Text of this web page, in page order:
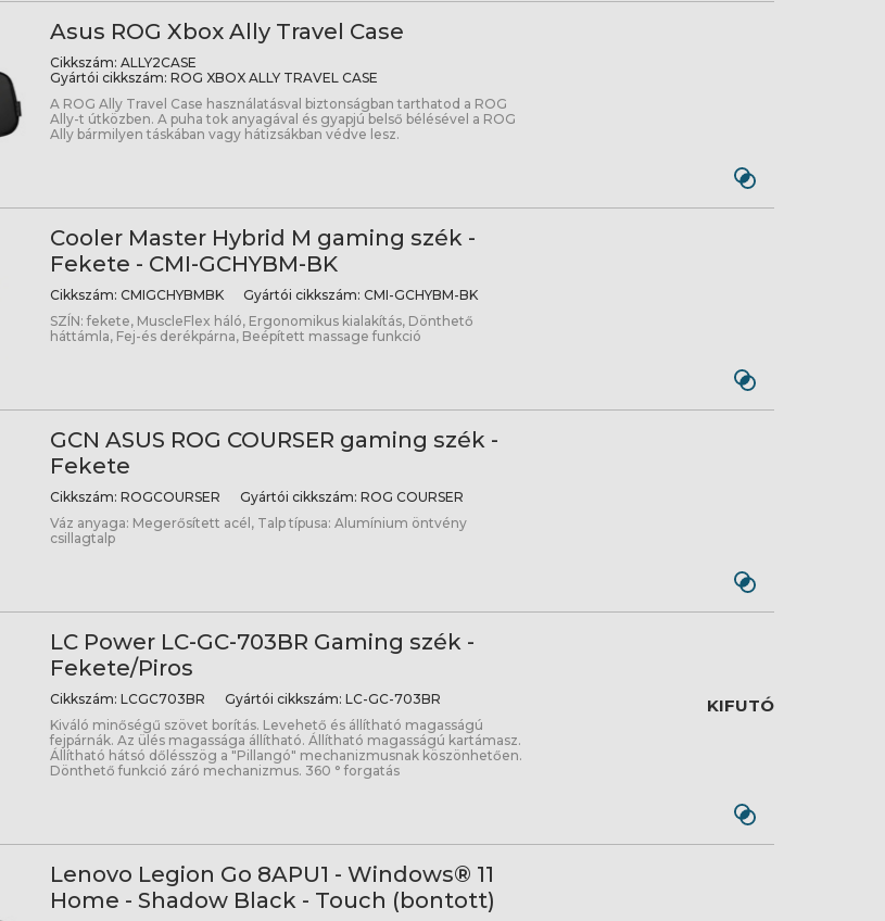
Asus ROG Xbox Ally Travel Case
Cikkszám: ALLY2CASE
Gyártói cikkszám: ROG XBOX ALLY TRAVEL CASE
A ROG Ally Travel Case használatásval biztonságban tarthatod a ROG
Ally-t útközben. A puha tok anyagával és gyapjú belső bélésével a ROG
Ally bármilyen táskában vagy hátizsákban védve lesz.
Cooler Master Hybrid M gaming szék -
Fekete - CMI-GCHYBM-BK
Cikkszám: CMIGCHYBMBK Gyártói cikkszám: CMI-GCHYBM-BK
SZÍN: fekete, MuscleFlex háló, Ergonomikus kialakítás, Dönthető
háttámla, Fej-és derékpárna, Beépített massage funkció
GCN ASUS ROG COURSER gaming szék -
Fekete
Cikkszám: ROGCOURSER Gyártói cikkszám: ROG COURSER
Váz anyaga: Megerősített acél, Talp típusa: Alumínium öntvény
csillagtalp
LC Power LC-GC-703BR Gaming szék -
Fekete/Piros
Cikkszám: LCGC703BR Gyártói cikkszám: LC-GC-703BR
Kiváló minőségű szövet borítás. Levehető és állítható magasságú
fejpárnák. Az ülés magassága állítható. Állítható magasságú kartámasz.
Állítható hátsó dőlésszög a "Pillangó" mechanizmusnak köszönhetően.
Dönthető funkció záró mechanizmus. 360 ° forgatás
KIFUTÓ
Lenovo Legion Go 8APU1 - Windows® 11
Home - Shadow Black - Touch (bontott)